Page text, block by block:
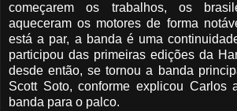
começarem os trabalhos, os
aqueceram os motores de forma
está a par, a banda é uma
participou das primeiras edições da
desde então, se tornou a banda
Scott Soto, conforme explicou Carlos
banda para o palco.